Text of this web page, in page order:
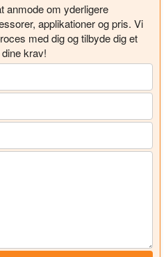
anmode om yderligere
applikationer og pris. Vi
med dig og tilbyde dig et
krav!